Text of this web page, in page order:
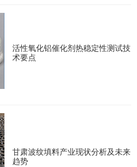
活性氧化铝催化剂热稳定性测试技
术要点
甘肃波纹填料产业现状分析及未来
趋势